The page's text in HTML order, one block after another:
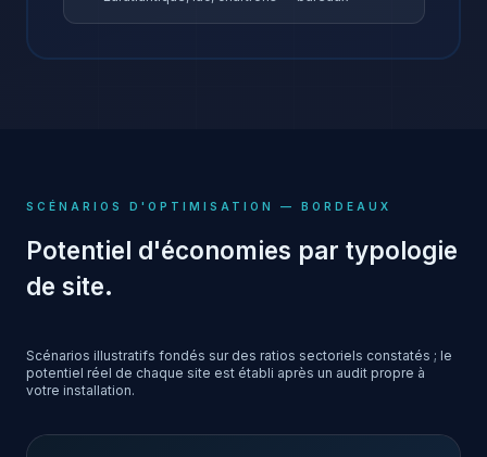
SCÉNARIOS D'OPTIMISATION — BORDEAUX
Potentiel d'économies par typologie
de site.
Scénarios illustratifs fondés sur des ratios sectoriels constatés ; le
potentiel réel de chaque site est établi après un audit propre à
votre installation.